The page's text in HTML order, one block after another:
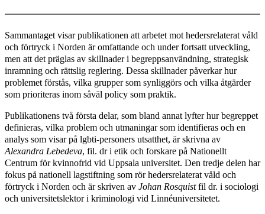
Sammantaget visar publikationen att arbetet mot hedersrelaterat våld
och förtryck i Norden är omfattande och under fortsatt utveckling,
men att det präglas av skillnader i begreppsanvändning, strategisk
inramning och rättslig reglering. Dessa skillnader påverkar hur
problemet förstås, vilka grupper som synliggörs och vilka åtgärder
som prioriteras inom såväl policy som praktik.
Publikationens två första delar, som bland annat lyfter hur begreppet
definieras, vilka problem och utmaningar som identifieras och en
analys som visar på lgbti-personers utsatthet, är skrivna av
Alexandra Lebedeva, fil. dr i etik och forskare på Nationellt
Centrum för kvinnofrid vid Uppsala universitet. Den tredje delen har
fokus på nationell lagstiftning som rör hedersrelaterat våld och
förtryck i Norden och är skriven av Johan Rosquistfil dr. i sociologi
och universitetslektor i kriminologi vid Linnéuniversitetet.